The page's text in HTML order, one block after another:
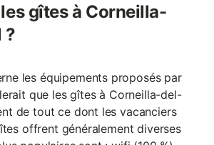
gîtes à Corneilla-
?
les équipements proposés par
que les gîtes à Corneilla-del-
de tout ce dont les vacanciers
offrent généralement diverses